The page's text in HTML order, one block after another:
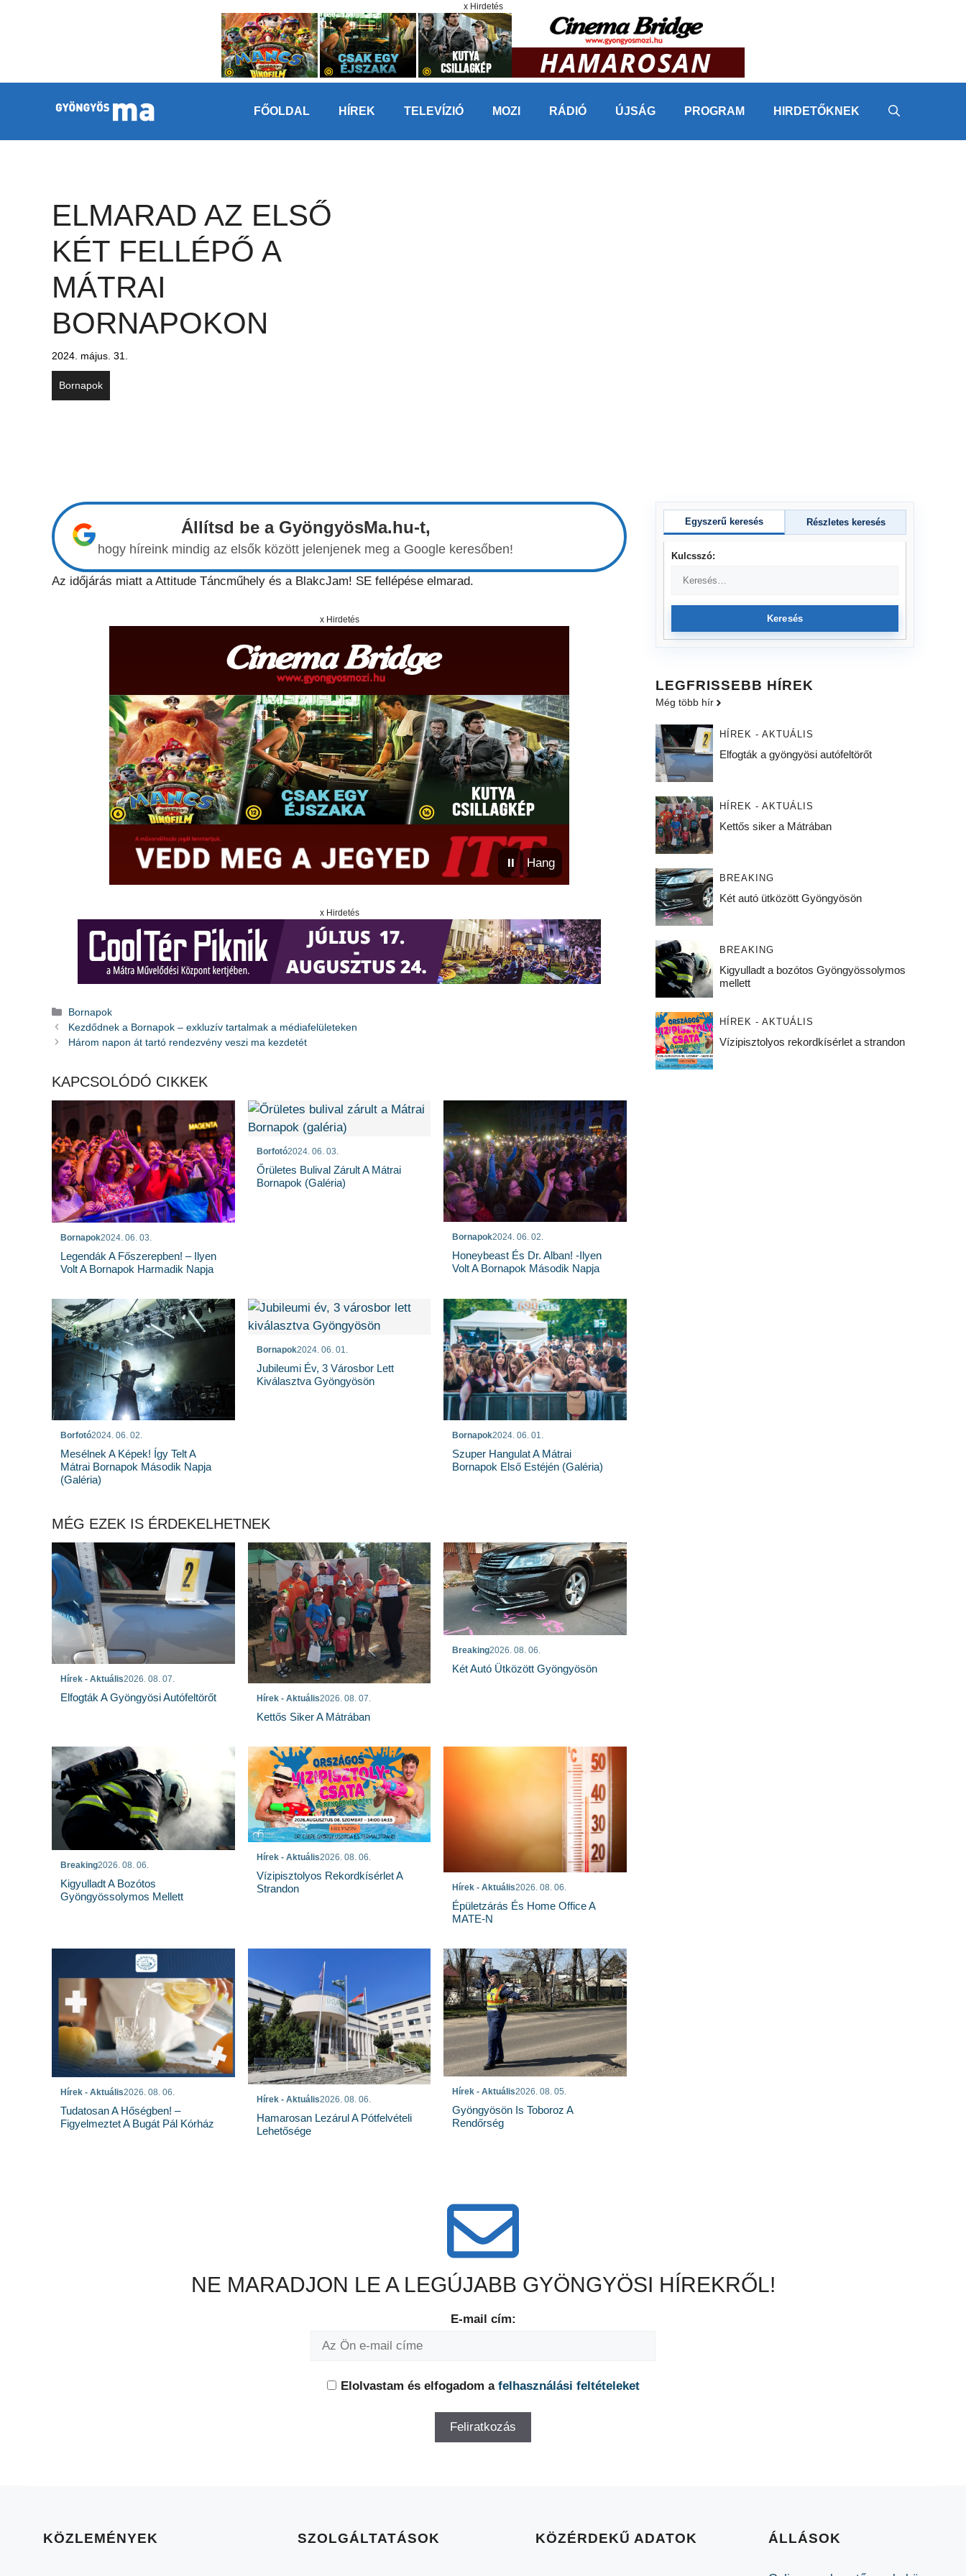
x Hirdetés
FŐOLDAL HÍREK TELEVÍZIÓ MOZI RÁDIÓ ÚJSÁG PROGRAM HIRDETŐKNEK
ELMARAD AZ ELSŐ
KÉT FELLÉPŐ A
MÁTRAI
BORNAPOKON
2024. május. 31.
Bornapok
Állítsd be a GyöngyösMa.hu-t,
hogy híreink mindig az elsők között jelenjenek meg a Google keresőben!
Az időjárás miatt a Attitude Táncműhely és a BlakcJam! SE fellépése elmarad.
x Hirdetés
⏸ Hang
x Hirdetés
Kategória
Bornapok
Kezdődnek a Bornapok – exkluzív tartalmak a médiafelületeken
Három napon át tartó rendezvény veszi ma kezdetét
KAPCSOLÓDÓ CIKKEK
Bornapok2024. 06. 03.
Legendák A Főszerepben! – Ilyen
Volt A Bornapok Harmadik Napja
Borfotó2024. 06. 03.
Őrületes Bulival Zárult A Mátrai
Bornapok (galéria)
Bornapok2024. 06. 02.
Honeybeast És Dr. Alban! -Ilyen
Volt A Bornapok Második Napja
Borfotó2024. 06. 02.
Mesélnek A Képek! Így Telt A
Mátrai Bornapok Második Napja
(galéria)
Bornapok2024. 06. 01.
Jubileumi Év, 3 Városbor Lett
Kiválasztva Gyöngyösön
Bornapok2024. 06. 01.
Szuper Hangulat A Mátrai
Bornapok Első Estéjén (galéria)
MÉG EZEK IS ÉRDEKELHETNEK
Hírek - Aktuális2026. 08. 07.
Elfogták A Gyöngyösi Autófeltörőt Hírek - Aktuális2026. 08. 07.
Kettős Siker A Mátrában
Breaking2026. 08. 06.
Két Autó Ütközött Gyöngyösön
Breaking2026. 08. 06.
Kigyulladt A Bozótos
Gyöngyössolymos Mellett
Hírek - Aktuális2026. 08. 06.
Vízipisztolyos Rekordkísérlet A
Strandon
Hírek - Aktuális2026. 08. 06.
Épületzárás És Home Office A
MATE-N
Hírek - Aktuális2026. 08. 06.
Tudatosan A Hőségben! –
Figyelmeztet A Bugát Pál Kórház
Hírek - Aktuális2026. 08. 06.
Hamarosan Lezárul A Pótfelvételi
Lehetősége
Hírek - Aktuális2026. 08. 05.
Gyöngyösön Is Toboroz A
Rendőrség
Egyszerű keresés Részletes keresés
Kulcsszó:
Keresés
LEGFRISSEBB HÍREK
Még több hír
HÍREK - AKTUÁLIS
Elfogták a gyöngyösi autófeltörőt
HÍREK - AKTUÁLIS
Kettős siker a Mátrában
BREAKING
Két autó ütközött Gyöngyösön
BREAKING
Kigyulladt a bozótos Gyöngyössolymos
mellett
HÍREK - AKTUÁLIS
Vízipisztolyos rekordkísérlet a strandon
NE MARADJON LE A LEGÚJABB GYÖNGYÖSI HÍREKRŐL!
E-mail cím:
Elolvastam és elfogadom a felhasználási feltételeket
KÖZLEMÉNYEK SZOLGÁLTATÁSOK KÖZÉRDEKŰ ADATOK ÁLLÁSOK